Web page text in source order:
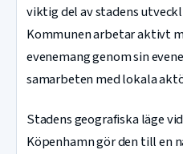
viktig del av stadens
Kommunen arbetar aktivt
evenemang genom sin
samarbeten med lokala
Stadens geografiska läge
Köpenhamn gör den till en